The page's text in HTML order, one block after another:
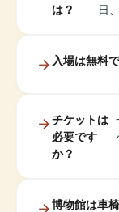
は？
日
入場は無料
チケットは
必要です
か？
博物館は車